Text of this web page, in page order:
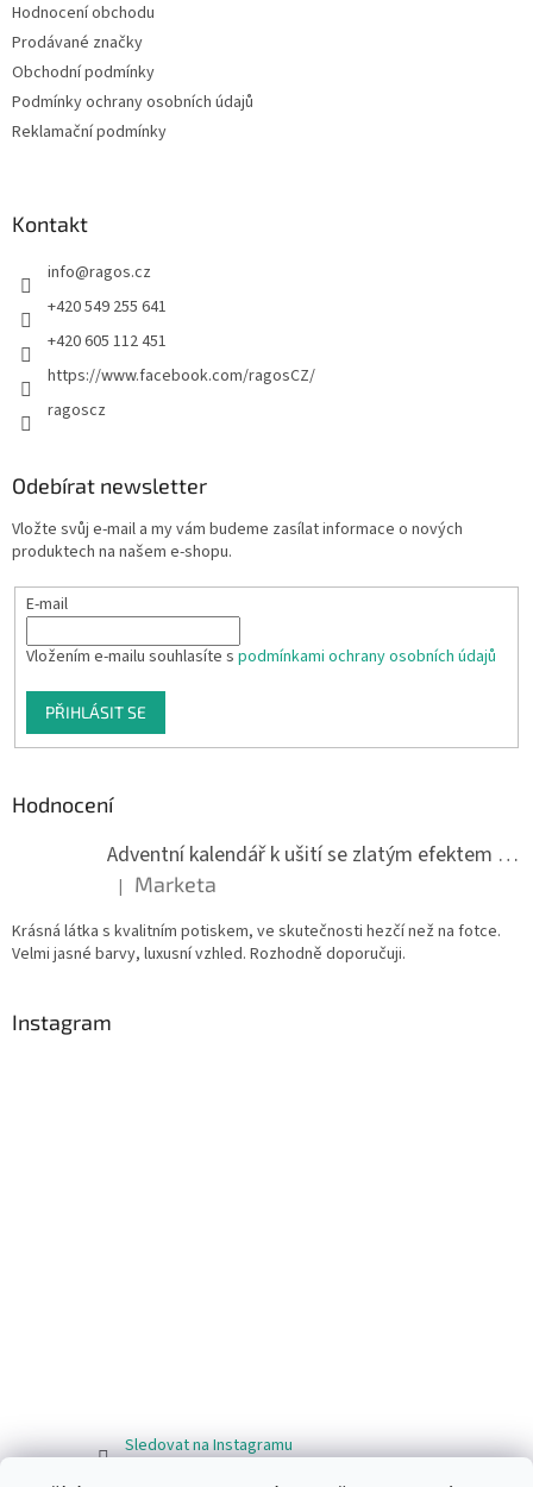
Hodnocení obchodu
Prodávané značky
Obchodní podmínky
Podmínky ochrany osobních údajů
Reklamační podmínky
Kontakt
info@ragos.cz
+420 549 255 641
+420 605 112 451
https://www.facebook.com/ragosCZ/
ragoscz
Odebírat newsletter
Vložte svůj e-mail a my vám budeme zasílat informace o nových
produktech na našem e-shopu.
E-mail
Vložením e-mailu souhlasíte s podmínkami ochrany osobních údajů
PŘIHLÁSIT SE
Hodnocení
Adventní kalendář k ušití se zlatým efektem 042Q
Hodnocení produktu je 5 z 5 hvězdiček.
| Marketa
Krásná látka s kvalitním potiskem, ve skutečnosti hezčí než na fotce.
Velmi jasné barvy, luxusní vzhled. Rozhodně doporučuji.
Instagram
Sledovat na Instagramu